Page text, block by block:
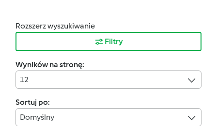
Rozszerz wyszukiwanie
Filtry
Wyników na stronę:
12
Sortuj po:
Domyślny